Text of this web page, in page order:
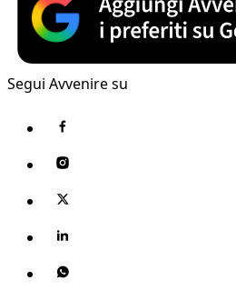
Segui Avvenire su